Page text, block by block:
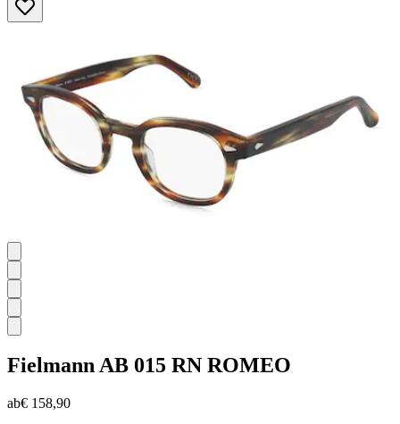
Sternen.
Fielmann AB 015 RN ROMEO
ab€ 158,90